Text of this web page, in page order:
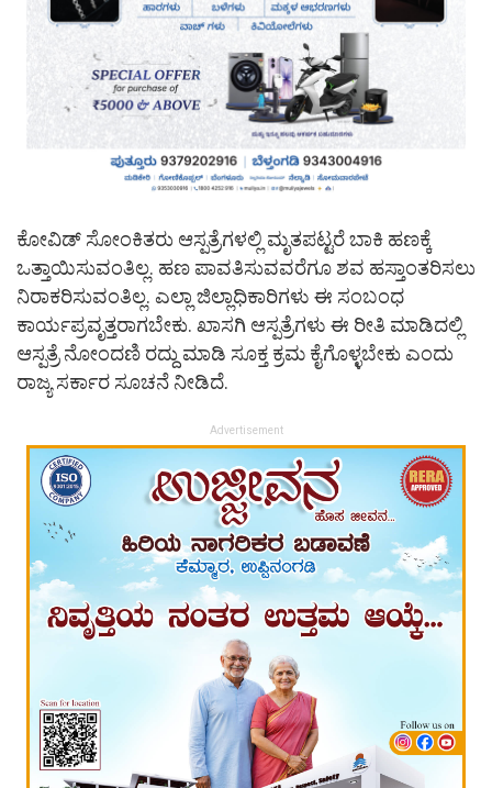
ಕೋವಿಡ್ ಸೋಂಕಿತರು ಆಸ್ಪತ್ರೆಗಳಲ್ಲಿ ಮೃತಪಟ್ಟರೆ ಬಾಕಿ ಹಣಕ್ಕೆ
ಒತ್ತಾಯಿಸುವಂತಿಲ್ಲ. ಹಣ ಪಾವತಿಸುವವರೆಗೂ ಶವ ಹಸ್ತಾಂತರಿಸಲು
ನಿರಾಕರಿಸುವಂತಿಲ್ಲ. ಎಲ್ಲಾ ಜಿಲ್ಲಾಧಿಕಾರಿಗಳು ಈ ಸಂಬಂಧ
ಕಾರ್ಯಪ್ರವೃತ್ತರಾಗಬೇಕು. ಖಾಸಗಿ ಆಸ್ಪತ್ರೆಗಳು ಈ ರೀತಿ ಮಾಡಿದಲ್ಲಿ
ಆಸ್ಪತ್ರೆ ನೋಂದಣಿ ರದ್ದು ಮಾಡಿ ಸೂಕ್ತ ಕ್ರಮ ಕೈಗೊಳ್ಳಬೇಕು ಎಂದು
ರಾಜ್ಯ ಸರ್ಕಾರ ಸೂಚನೆ ನೀಡಿದೆ.
Advertisement